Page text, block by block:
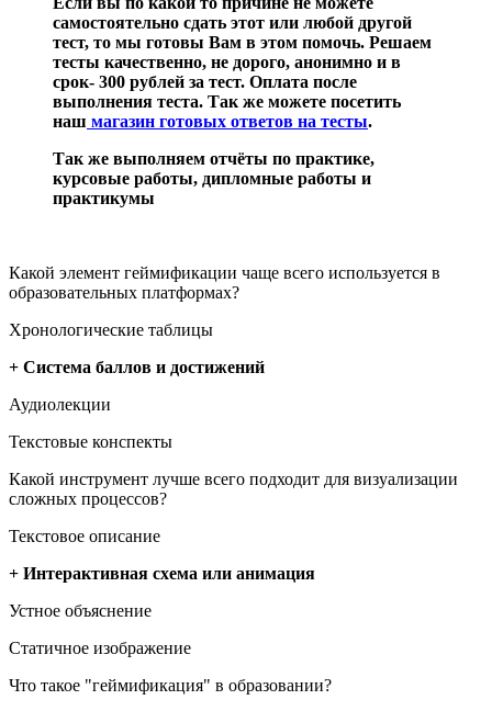
самостоятельно сдать этот или любой другой
тест, то мы готовы Вам в этом помочь. Решаем
тесты качественно, не дорого, анонимно и в
срок- 300 рублей за тест. Оплата после
выполнения теста. Так же можете посетить
наш магазин готовых ответов на тесты.
Так же выполняем отчёты по практике,
курсовые работы, дипломные работы и
практикумы
Какой элемент геймификации чаще всего используется в
образовательных платформах?
Хронологические таблицы
+ Система баллов и достижений
Аудиолекции
Текстовые конспекты
Какой инструмент лучше всего подходит для визуализации
сложных процессов?
Текстовое описание
+ Интерактивная схема или анимация
Устное объяснение
Статичное изображение
Что такое "геймификация" в образовании?